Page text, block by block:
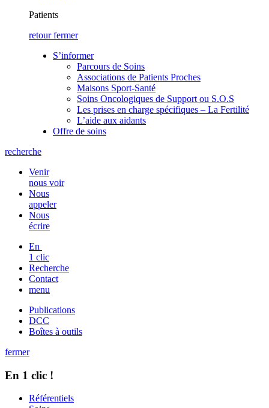
Patients
retour fermer
S’informer
Parcours de Soins
Associations de Patients Proches
Maisons Sport-Santé
Soins Oncologiques de Support ou S.O.S
Les prises en charge spécifiques – La Fertilité
L’aide aux aidants
Offre de soins
recherche
Venir
nous voir
Nous
appeler
Nous
écrire
En
1 clic
Recherche
Contact
menu
Publications
DCC
Boîtes à outils
fermer
En 1 clic !
Référentiels